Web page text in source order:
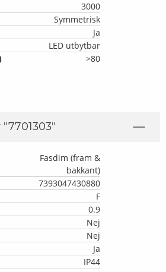
3000
Symmetrisk
Ja
LED utbytbar
>80
"7701303"
Fasdim (fram &
bakkant)
7393047430880
F
0.9
Nej
Nej
Ja
IP44